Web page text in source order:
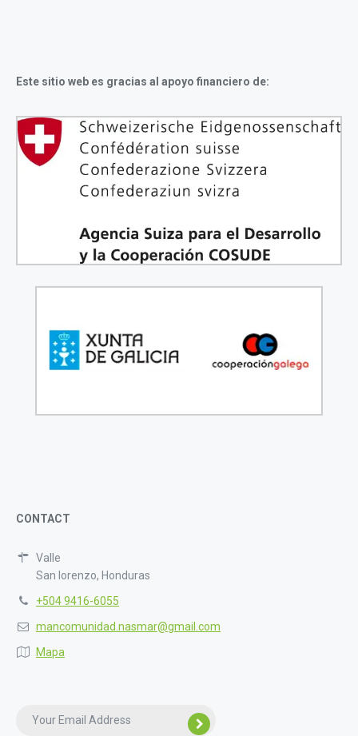
Este sitio web es gracias al apoyo financiero de:
CONTACT
Valle
San lorenzo, Honduras
+504 9416-6055
mancomunidad.nasmar@gmail.com
Mapa